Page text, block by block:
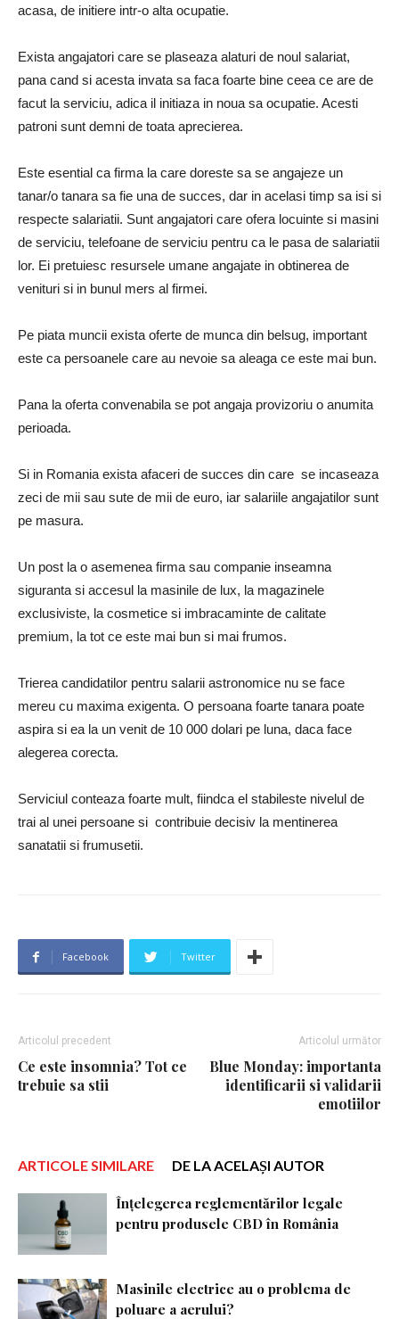
acasa, de initiere intr-o alta ocupatie.
Exista angajatori care se plaseaza alaturi de noul salariat,
pana cand si acesta invata sa faca foarte bine ceea ce are de
facut la serviciu, adica il initiaza in noua sa ocupatie. Acesti
patroni sunt demni de toata aprecierea.
Este esential ca firma la care doreste sa se angajeze un
tanar/o tanara sa fie una de succes, dar in acelasi timp sa isi si
respecte salariatii. Sunt angajatori care ofera locuinte si masini
de serviciu, telefoane de serviciu pentru ca le pasa de salariatii
lor. Ei pretuiesc resursele umane angajate in obtinerea de
venituri si in bunul mers al firmei.
Pe piata muncii exista oferte de munca din belsug, important
este ca persoanele care au nevoie sa aleaga ce este mai bun.
Pana la oferta convenabila se pot angaja provizoriu o anumita
perioada.
Si in Romania exista afaceri de succes din care se incaseaza
zeci de mii sau sute de mii de euro, iar salariile angajatilor sunt
pe masura.
Un post la o asemenea firma sau companie inseamna
siguranta si accesul la masinile de lux, la magazinele
exclusiviste, la cosmetice si imbracaminte de calitate
premium, la tot ce este mai bun si mai frumos.
Trierea candidatilor pentru salarii astronomice nu se face
mereu cu maxima exigenta. O persoana foarte tanara poate
aspira si ea la un venit de 10 000 dolari pe luna, daca face
alegerea corecta.
Serviciul conteaza foarte mult, fiindca el stabileste nivelul de
trai al unei persoane si contribuie decisiv la mentinerea
sanatatii si frumusetii.
Facebook Twitter
Articolul precedent
Ce este insomnia? Tot ce
trebuie sa stii
Articolul următor
Blue Monday: importanta
identificarii si validarii
emotiilor
ARTICOLE SIMILARE DE LA ACELAȘI AUTOR
Înțelegerea reglementărilor legale
pentru produsele CBD în România
Masinile electrice au o problema de
poluare a aerului?